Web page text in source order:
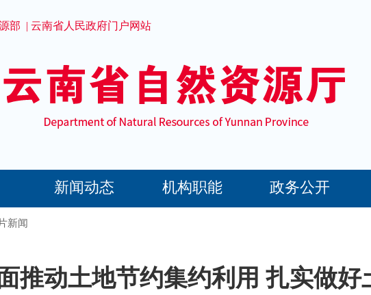
部 | 云南省人民政府门户网站
新闻动态 机构职能 政务公开
新闻
推动土地节约集约利用 扎实做